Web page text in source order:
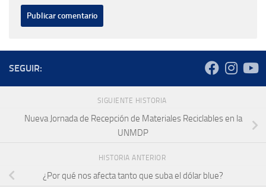
SEGUIR:
SIGUIENTE HISTORIA
Nueva Jornada de Recepción de Materiales Reciclables en la
UNMDP
HISTORIA ANTERIOR
¿Por qué nos afecta tanto que suba el dólar blue?